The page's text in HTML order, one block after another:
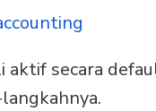
secara